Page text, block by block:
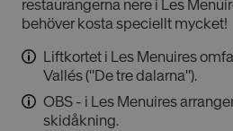
restaurangerna nere i Les
behöver kosta speciellt mycket!
Liftkortet i Les Menuires
Vallés ("De tre dalarna").
OBS - i Les Menuires
skidåkning.